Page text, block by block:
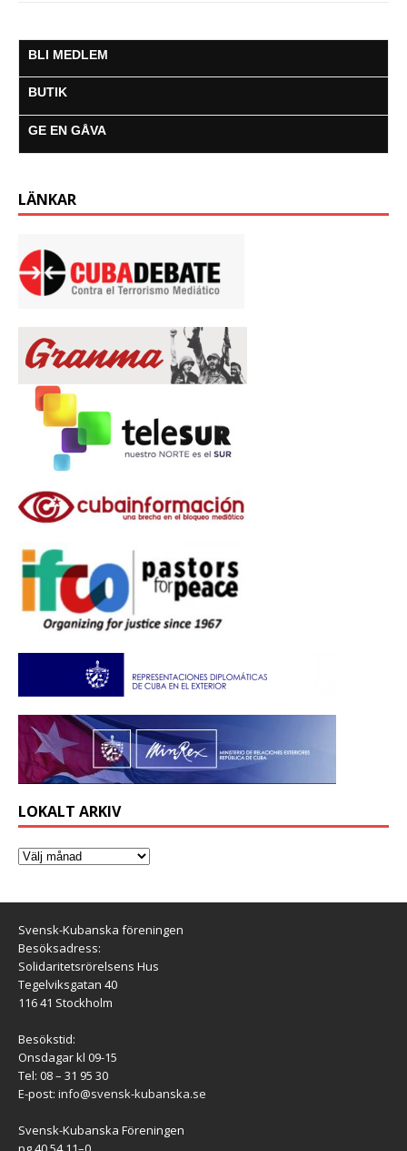
BLI MEDLEM
BUTIK
GE EN GÅVA
LÄNKAR
LOKALT ARKIV
Svensk-Kubanska föreningen
Besöksadress:
Solidaritetsrörelsens Hus
Tegelviksgatan 40
116 41 Stockholm
Besökstid:
Onsdagar kl 09-15
Tel: 08 – 31 95 30
E-post: info@svensk-kubanska.se
Svensk-Kubanska Föreningen